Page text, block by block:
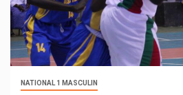
NATIONAL 1 MASCULIN